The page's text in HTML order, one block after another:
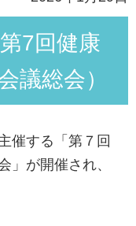
7回健康
議総会）
催する「第７回
」が開催され、